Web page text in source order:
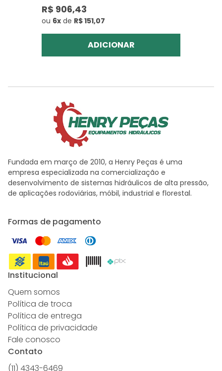
R$ 906,43
ou 6x de R$ 151,07
ADICIONAR
Fundada em março de 2010, a Henry Peças é uma
empresa especializada na comercialização e
desenvolvimento de sistemas hidráulicos de alta pressão,
de aplicações rodoviárias, móbil, industrial e florestal.
Formas de pagamento
Institucional
Quem somos
Política de troca
Política de entrega
Política de privacidade
Fale conosco
Contato
(11) 4343-6469